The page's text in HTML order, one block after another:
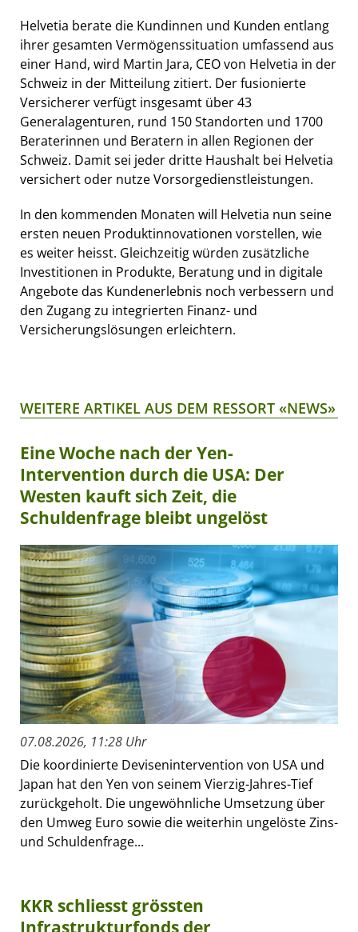
Helvetia berate die Kundinnen und Kunden entlang
ihrer gesamten Vermögenssituation umfassend aus
einer Hand, wird Martin Jara, CEO von Helvetia in der
Schweiz in der Mitteilung zitiert. Der fusionierte
Versicherer verfügt insgesamt über 43
Generalagenturen, rund 150 Standorten und 1700
Beraterinnen und Beratern in allen Regionen der
Schweiz. Damit sei jeder dritte Haushalt bei Helvetia
versichert oder nutze Vorsorgedienstleistungen.
In den kommenden Monaten will Helvetia nun seine
ersten neuen Produktinnovationen vorstellen, wie
es weiter heisst. Gleichzeitig würden zusätzliche
Investitionen in Produkte, Beratung und in digitale
Angebote das Kundenerlebnis noch verbessern und
den Zugang zu integrierten Finanz- und
Versicherungslösungen erleichtern.
WEITERE ARTIKEL AUS DEM RESSORT «NEWS»
Eine Woche nach der Yen-
Intervention durch die USA: Der
Westen kauft sich Zeit, die
Schuldenfrage bleibt ungelöst
07.08.2026, 11:28 Uhr
Die koordinierte Devisenintervention von USA und
Japan hat den Yen von seinem Vierzig-Jahres-Tief
zurückgeholt. Die ungewöhnliche Umsetzung über
den Umweg Euro sowie die weiterhin ungelöste Zins-
und Schuldenfrage...
KKR schliesst grössten
Infrastrukturfonds der